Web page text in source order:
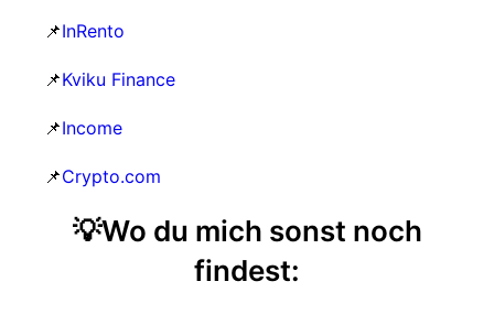
📌InRento
📌Kviku Finance
📌Income
📌Crypto.com
💡Wo du mich sonst noch
findest: